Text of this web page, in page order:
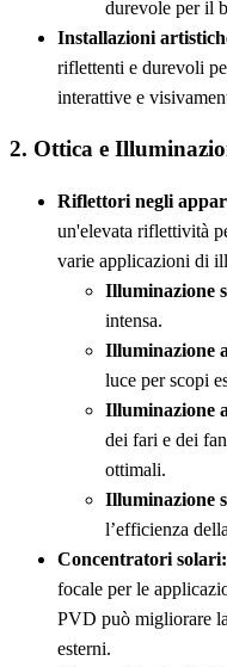
durevole per il
Installazioni
riflettenti e durevoli
interattive e
2. Ottica e
Riflettori negli
un'elevata riflettività
varie applicazioni di
Illuminazione
intensa.
Illuminazione
luce per scopi
Illuminazione
dei fari e dei
ottimali.
Illuminazione
l’efficienza
Concentratori solari:
focale per le
PVD può migliorare
esterni.